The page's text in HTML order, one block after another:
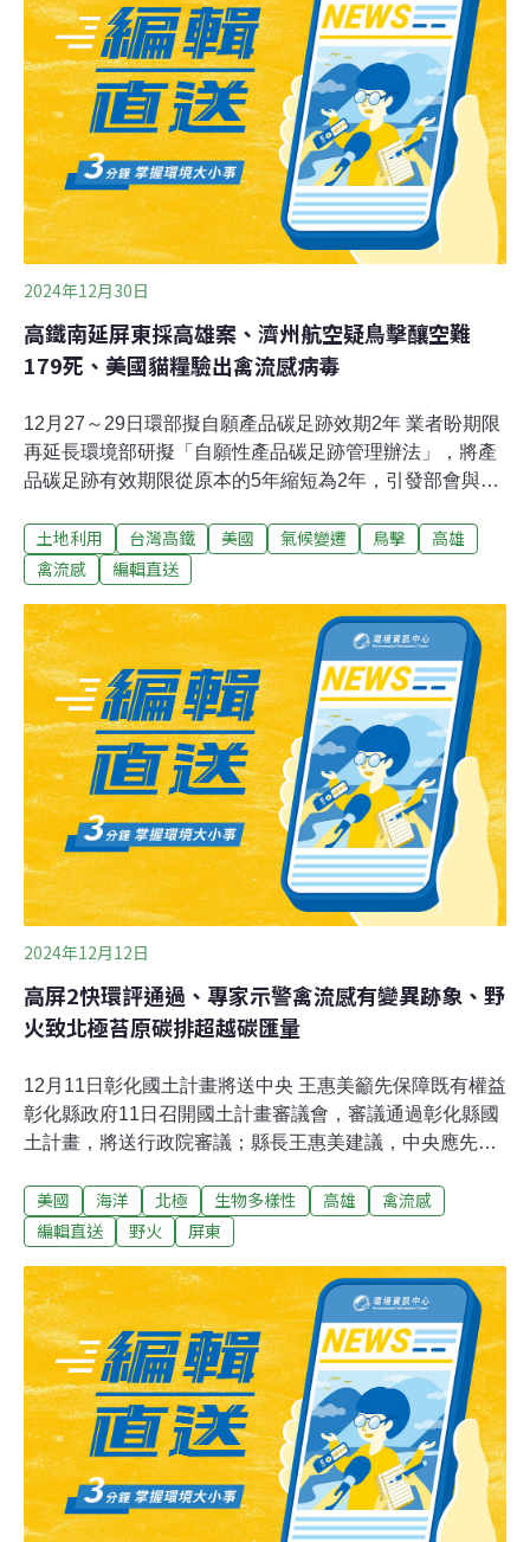
沒入的動物全數安樂死，並與動保團體代表開始討論安樂
死的細節。（自由時報報導）
2024年12月30日
高鐵南延屏東採高雄案、濟州航空疑鳥擊釀空難
179死、美國貓糧驗出禽流感病毒
12月27～29日環部擬自願產品碳足跡效期2年 業者盼期限
再延長環境部研擬「自願性產品碳足跡管理辦法」，將產
品碳足跡有效期限從原本的5年縮短為2年，引發部會與業
期限可能降低減碳意願。環境部副署長黃偉鳴回應，制度
需改革，縮短期限可反映最新碳排放數據，提升競爭力。
元，環境部表示已有業者違規，將接到處分。（中央社報
導）老舊車輛汰換電動車空污補助 延長至2026年底環境部
延長老舊車輛汰舊換電動車空氣污染物減量補助期間，由
原訂今（2024）年底截止，延至2026年底；另新增跨車種
汰換，如機車車主汰換電動汽車也可申請，補助金額以汰
換車種計算。（中央社報導）
土地利用 台灣高鐵 美國 氣候變遷 鳥擊
高雄
禽流感
編輯直送
2024年12月12日
高屏2快環評通過、專家示警禽流感有變異跡象、野
火致北極苔原碳排超越碳匯量
12月11日彰化國土計畫將送中央 王惠美籲先保障既有權益
彰化縣政府11日召開國土計畫審議會，審議通過彰化縣國
土計畫，將送行政院審議；縣長王惠美建議，中央應先保
宜規畫。（中央社報導）高屏第二快速公路環評通過 周春
米：盼優先施作屏東端屏東重大交通建設再突破，環境部
響評估審查委員會，決議審查通過。屏東縣長周春米感謝
環境部及審查委員支持，希望建設計畫儘速核定，優先從
屏東端施作，讓高屏二快早日完成，促進產業帶動地方發
展，符合屏東鄉親期盼。（自由時報報導）
美國 海洋 北極 生物多樣性 高雄
禽流感
編輯直送
野火 屏東